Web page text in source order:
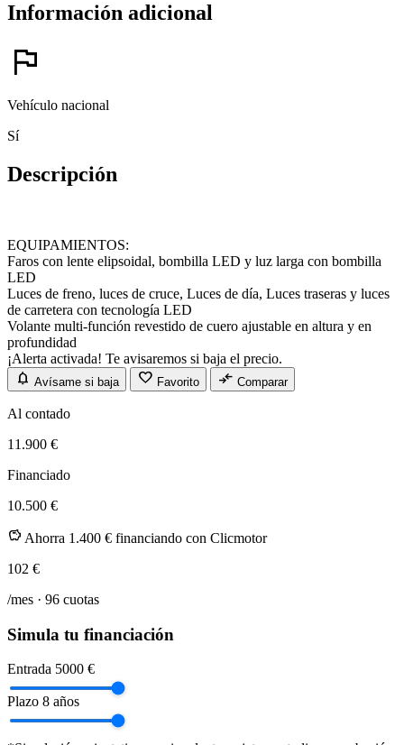
Información adicional
flag
Vehículo nacional
Sí
Descripción
EQUIPAMIENTOS:
Faros con lente elipsoidal, bombilla LED y luz larga con bombilla
LED
Luces de freno, luces de cruce, Luces de día, Luces traseras y luces
de carretera con tecnología LED
Volante multi-función revestido de cuero ajustable en altura y en
profundidad
¡Alerta activada! Te avisaremos si baja el precio.
notifications Avísame si baja favorite Favorito compare_arrows Comparar
Al contado
11.900 €
Financiado
10.500 €
savings Ahorra 1.400 € financiando con Clicmotor
102 €
/mes · 96 cuotas
Simula tu financiación
Entrada 5000 €
Plazo 8 años